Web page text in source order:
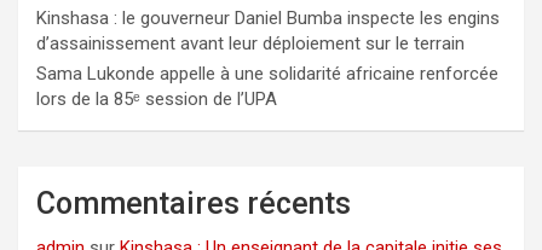
Kinshasa : le gouverneur Daniel Bumba inspecte les engins
d’assainissement avant leur déploiement sur le terrain
Sama Lukonde appelle à une solidarité africaine renforcée
lors de la 85ᵉ session de l’UPA
Commentaires récents